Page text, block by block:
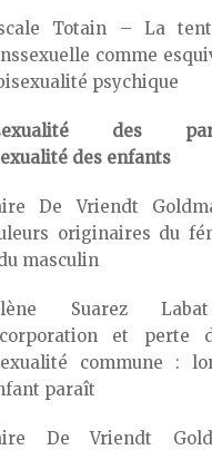
Totain – La
comme
psychique
des
des enfants
De Vriendt
originaires du
masculin
Suarez
et perte
commune :
paraît
De Vriendt